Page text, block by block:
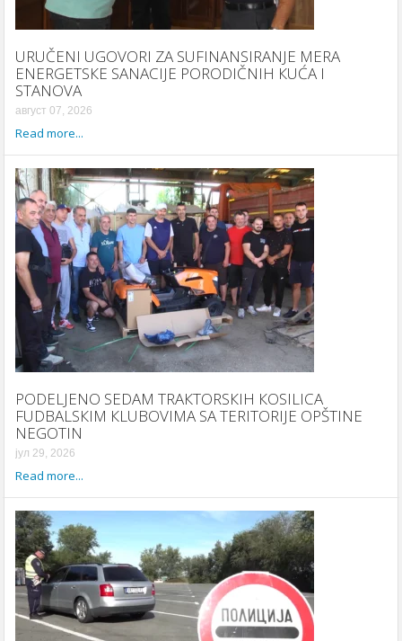
URUČENI UGOVORI ZA SUFINANSIRANJE MERA
ENERGETSКE SANACIJE PORODIČNIH КUĆA I
STANOVA
август 07, 2026
Read more...
PODELJENO SEDAM TRAКTORSКIH КOSILICA
FUDBALSКIM КLUBOVIMA SA TERITORIJE OPŠTINE
NEGOTIN
јул 29, 2026
Read more...